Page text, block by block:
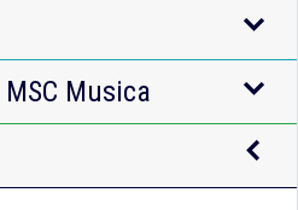
Musica